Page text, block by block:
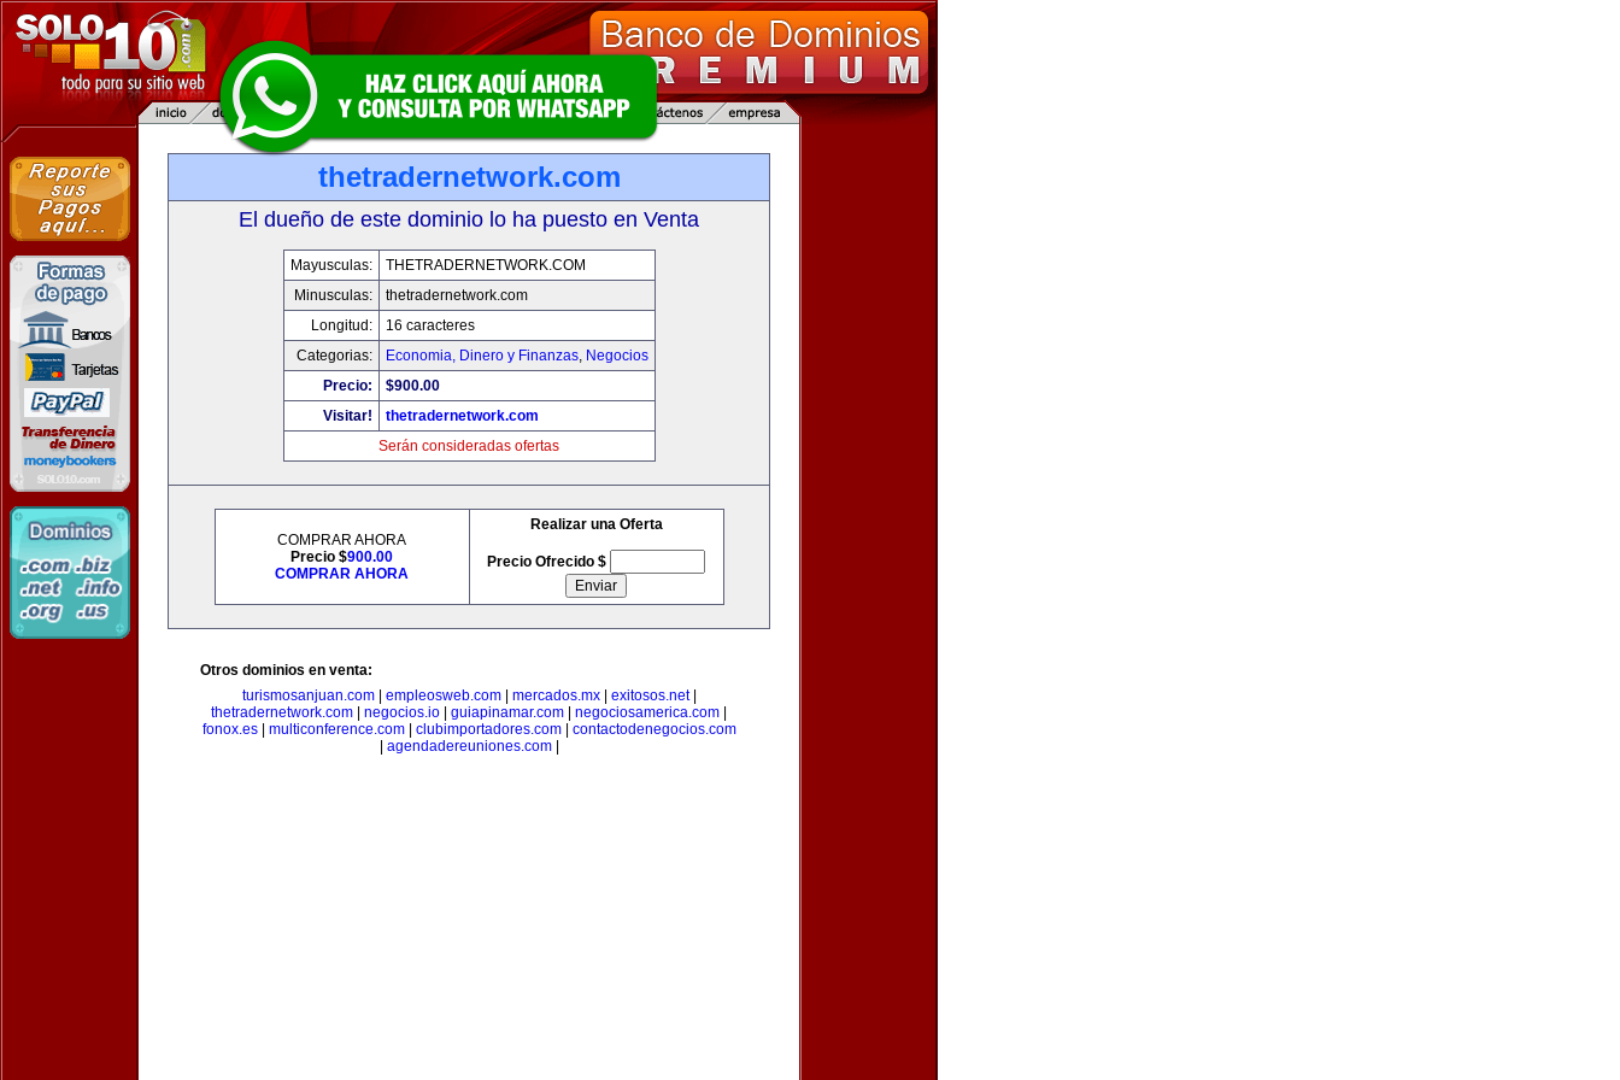
thetradernetwork.com
El dueño de este dominio lo ha puesto en Venta
Mayusculas:
THETRADERNETWORK.COM
Minusculas:
thetradernetwork.com
Longitud:
16 caracteres
Categorias:
Economia, Dinero y Finanzas, Negocios
Precio:
$900.00
Visitar!
thetradernetwork.com
Serán consideradas ofertas
COMPRAR AHORA
Precio $900.00
COMPRAR AHORA
Realizar una Oferta
Precio Ofrecido $
Otros dominios en venta:
turismosanjuan.com| empleosweb.com| mercados.mx| exitosos.net|
thetradernetwork.com
negocios.io guiapinamar.com negociosamerica.com
fonox.es| multiconference.com| clubimportadores.com| contactodenegocios.com
agendadereuniones.com|